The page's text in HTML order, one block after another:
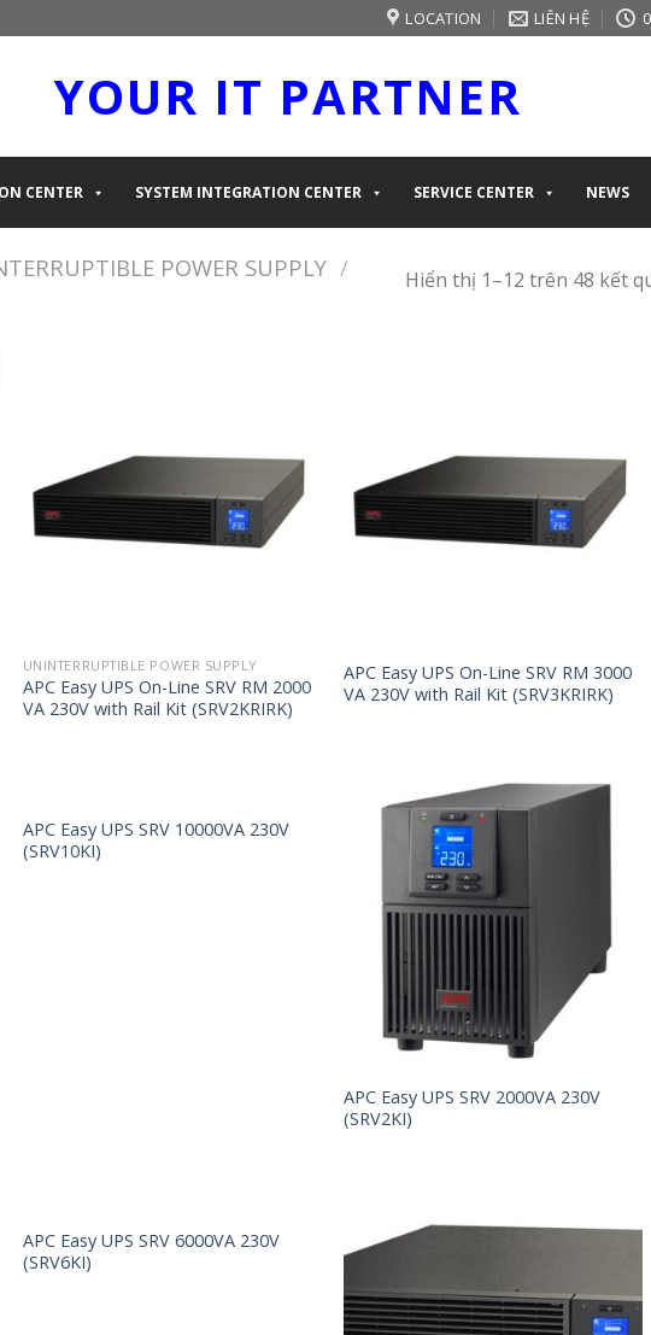
LOCATION LIÊN HỆ
YOUR IT PARTNER
CENTER SYSTEM INTEGRATION CENTER SERVICE CENTER NEWS
POWER SUPPLY /
Hiển thị 1–12 trên 48 kết
UNINTERRUPTIBLE POWER SUPPLY
APC Easy UPS On-Line SRV RM 2000
VA 230V with Rail Kit (SRV2KRIRK)
APC Easy UPS On-Line SRV RM 3000
VA 230V with Rail Kit (SRV3KRIRK)
APC Easy UPS SRV 10000VA 230V
(SRV10KI)
APC Easy UPS SRV 2000VA 230V
(SRV2KI)
APC Easy UPS SRV 6000VA 230V
(SRV6KI)